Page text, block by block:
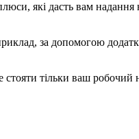
які дасть вам
за допомогою
стояти тільки ваш робочий